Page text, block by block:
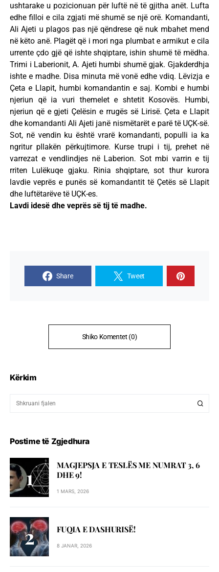
ushtarake u pozicionuan për luftë në të gjitha anët. Lufta
edhe filloi e cila zgjati më shumë se një orë. Komandanti,
Ali Ajeti u plagos pas një qëndrese që nuk mbahet mend
në këto anë. Plagët që i mori nga plumbat e armikut e cila
urrente çdo gjë që ishte shqiptare, ishin shumë të mëdha.
Trimi i Laberionit, A. Ajeti humbi shumë gjak. Gjakderdhja
ishte e madhe. Disa minuta më vonë edhe vdiq. Lëvizja e
Çeta e Llapit, humbi komandantin e saj. Kombi e humbi
njeriun që ia vuri themelet e shtetit Kosovës. Humbi,
njeriun që e gjeti Çelësin e rrugës së Lirisë. Çeta e Llapit
dhe komandanti Ali Ajeti janë nismëtarët e parë të UÇK-së.
Sot, në vendin ku është vrarë komandanti, populli ia ka
ngritur pllakën përkujtimore. Kurse trupi i tij, prehet në
varrezat e vendlindjes në Laberion. Sot mbi varrin e tij
rriten Lulëkuqe gjaku. Rinia shqiptare, sot thur kurora
lavdie veprës e punës së komandantit të Çetës së Llapit
dhe luftëtarëve të UÇK-es.
Lavdi idesë dhe veprës së tij të madhe.
Share Tweet
Shiko Komentet (0)
Kërkim
Postime të Zgjedhura
MAGJEPSJA E TESLËS ME NUMRAT 3, 6
DHE 9!
1 MARS, 2026
FUQIA E DASHURISË!
8 JANAR, 2026